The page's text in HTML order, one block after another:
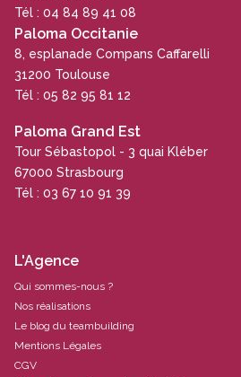
Tél : 04 84 89 41 08
Paloma Occitanie
8, esplanade Compans Caffarelli
31200 Toulouse
Tél : 05 82 95 81 12
Paloma Grand Est
Tour Sébastopol - 3 quai Kléber
67000 Strasbourg
Tél : 03 67 10 91 39
L'Agence
Qui sommes-nous ?
Nos réalisations
Le blog du teambuilding
Mentions Légales
CGV